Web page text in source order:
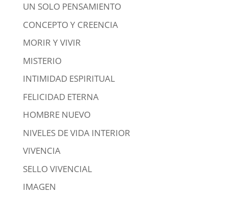
UN SOLO PENSAMIENTO
CONCEPTO Y CREENCIA
MORIR Y VIVIR
MISTERIO
INTIMIDAD ESPIRITUAL
FELICIDAD ETERNA
HOMBRE NUEVO
NIVELES DE VIDA INTERIOR
VIVENCIA
SELLO VIVENCIAL
IMAGEN